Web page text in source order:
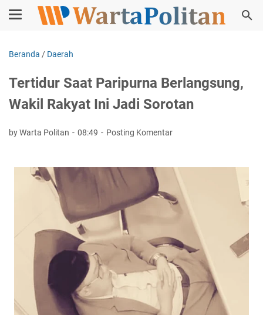
Beranda / Daerah
Tertidur Saat Paripurna Berlangsung,
Wakil Rakyat Ini Jadi Sorotan
by Warta Politan 08:49 Posting Komentar